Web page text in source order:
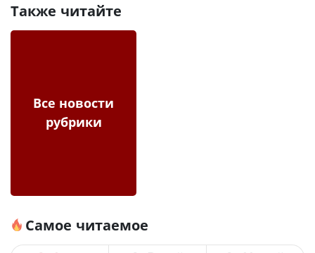
Также читайте
Все новости
рубрики
Самое читаемое